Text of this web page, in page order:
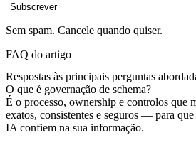
Subscrever
Sem spam. Cancele quando quiser.
FAQ do artigo
Respostas às principais perguntas
O que é governação de schema?
É o processo, ownership e controlos que
exatos, consistentes e seguros — para que
IA confiem na sua informação.